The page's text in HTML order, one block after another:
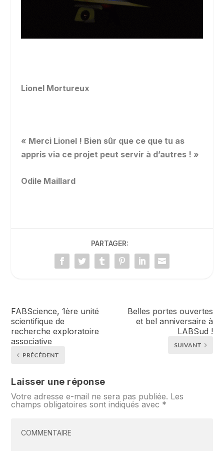
Lionel Mortureux
« Merci Lionel ! Bien sûr que ce que tu as
appris via ce projet peut servir à d’autres ! »
Odile Maillard
PARTAGER:
FABScience, 1ère unité
scientifique de
recherche exploratoire
associative
PRÉCÉDENT
Belles portes ouvertes
et bel anniversaire à
LABSud !
SUIVANT
Laisser une réponse
Votre adresse e-mail ne sera pas publiée. Les
champs obligatoires sont indiqués avec *